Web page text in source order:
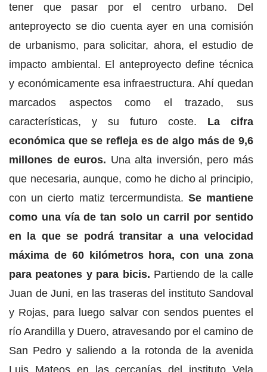
tener que pasar por el centro urbano. Del
anteproyecto se dio cuenta ayer en una comisión
de urbanismo, para solicitar, ahora, el estudio de
impacto ambiental. El anteproyecto define técnica
y económicamente esa infraestructura. Ahí quedan
marcados aspectos como el trazado, sus
características, y su futuro coste. La cifra
económica que se refleja es de algo más de 9,6
millones de euros. Una alta inversión, pero más
que necesaria, aunque, como he dicho al principio,
con un cierto matiz tercermundista. Se mantiene
como una vía de tan solo un carril por sentido
en la que se podrá transitar a una velocidad
máxima de 60 kilómetros hora, con una zona
para peatones y para bicis. Partiendo de la calle
Juan de Juni, en las traseras del instituto Sandoval
y Rojas, para luego salvar con sendos puentes el
río Arandilla y Duero, atravesando por el camino de
San Pedro y saliendo a la rotonda de la avenida
Luis Mateos en las cercanías del instituto Vela